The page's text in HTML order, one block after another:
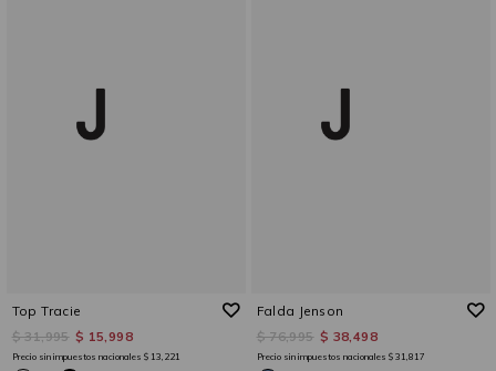
Top Tracie
$ 31,995 $ 15,998
Precio sin impuestos nacionales $ 13,221
Falda Jenson
$ 76,995 $ 38,498
Precio sin impuestos nacionales $ 31,817